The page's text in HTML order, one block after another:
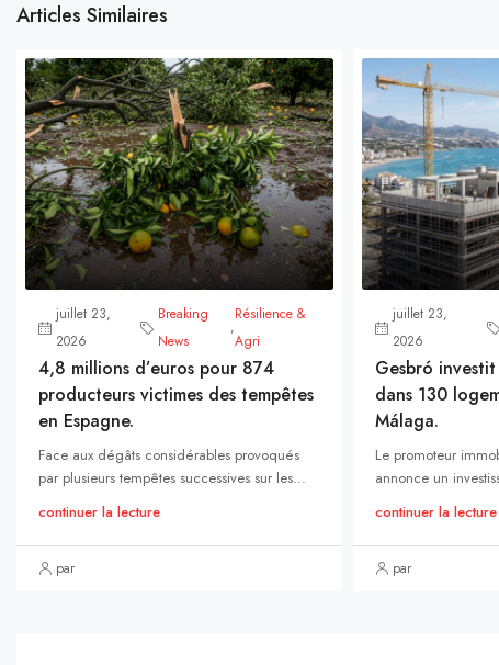
Articles Similaires
juillet 23,
2026
Breaking
News
,
Résilience &
Agri
4,8 millions d’euros pour 874
producteurs victimes des tempêtes
en Espagne.
Face aux dégâts considérables provoqués
par plusieurs tempêtes successives sur les...
continuer la lecture
par
juillet 23,
2026
Gesbró
dans 130
Málaga.
Le promoteur
annonce un
continuer la lecture
par